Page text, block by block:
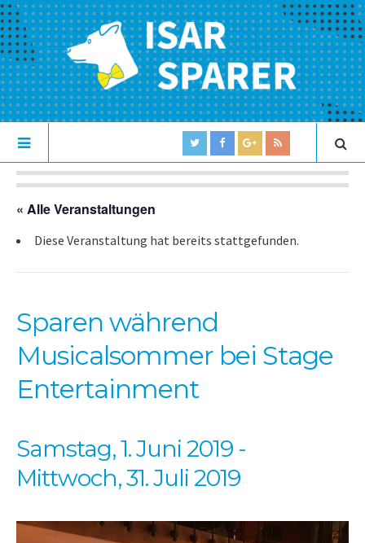
« Alle Veranstaltungen
Diese Veranstaltung hat bereits stattgefunden.
Sparen während
Musicalsommer bei Stage
Entertainment
Samstag, 1. Juni 2019 -
Mittwoch, 31. Juli 2019